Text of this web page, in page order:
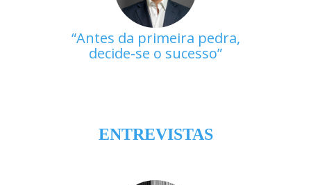
Antes da primeira pedra,
decide-se o sucesso
ENTREVISTAS